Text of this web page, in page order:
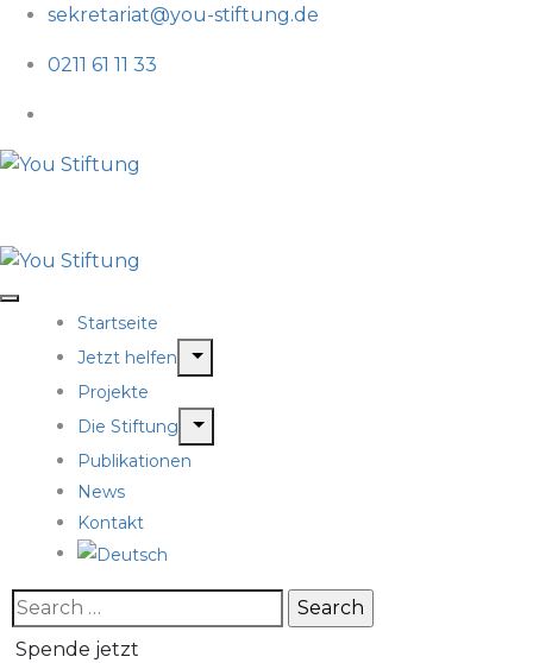
sekretariat@you-stiftung.de
0211 61 11 33
Startseite
Jetzt helfen
Projekte
Die Stiftung
Publikationen
News
Kontakt
Spende jetzt